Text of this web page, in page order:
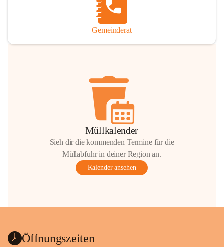
Gemeinderat
Müllkalender
Sieh dir die kommenden Termine für die
Müllabfuhr in deiner Region an.
Kalender ansehen
Öffnungszeiten